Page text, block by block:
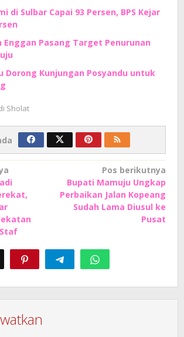
di Sulbar Capai 93 Persen, BPS Kejar
Enggan Pasang Target Penurunan
Dorong Kunjungan Posyandu untuk
Sholat
Pos berikutnya
Bupati Mamuju Ungkap
Perbaikan Jalan Kopeang
Sudah Lama Diusul ke
Pusat